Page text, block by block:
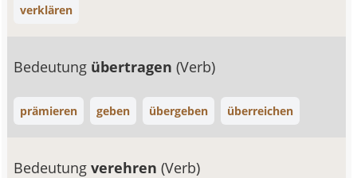
verklären
Bedeutung übertragen(Verb)
prämieren geben übergeben überreichen
Bedeutungverehren(Verb)